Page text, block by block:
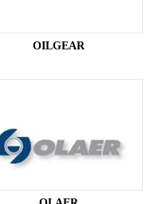
OILGEAR